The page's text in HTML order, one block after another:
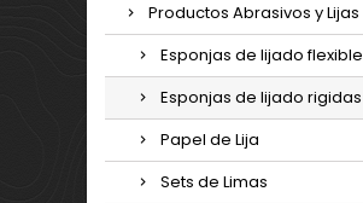
Productos Abrasivos y Lijas
Esponjas de lijado flexible
Esponjas de lijado rigidas
Papel de Lija
Sets de Limas